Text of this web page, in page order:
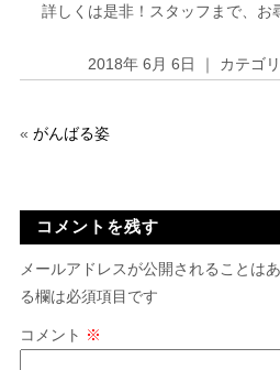
詳しくは是非！スタッフまで、
2018年 6月 6日 ｜ カテゴリ
« がんばる姿
コメントを残す
メールアドレスが公開されることはあ
る欄は必須項目です
コメント ※